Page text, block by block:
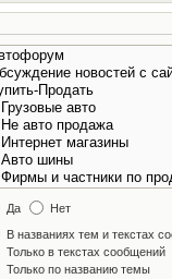
Да
Нет
В названиях тем и текстах
Только в текстах сообщений
Только по названию темы